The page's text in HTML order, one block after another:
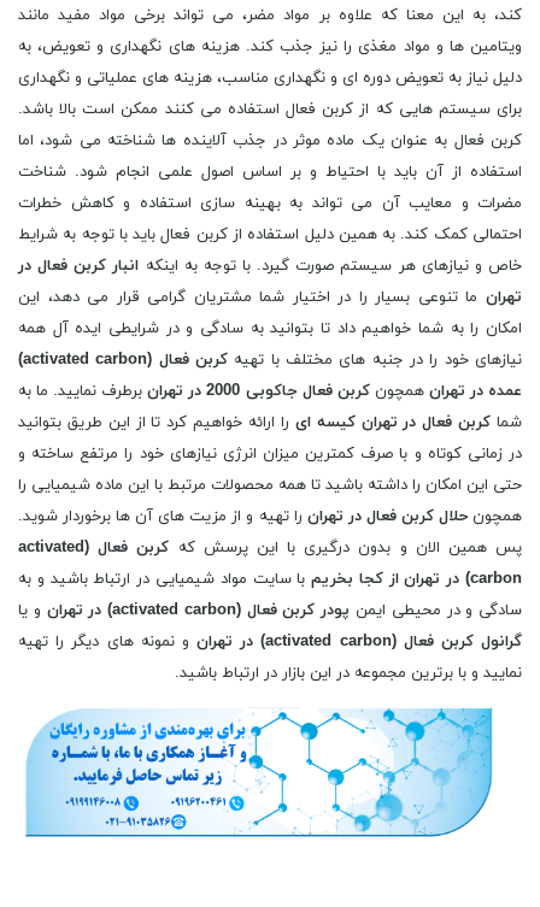
کند، به این معنا که علاوه بر مواد مضر، می تواند برخی مواد مفید مانند
ویتامین ها و مواد مغذی را نیز جذب کند. هزینه های نگهداری و تعویض، به
دلیل نیاز به تعویض دوره ای و نگهداری مناسب، هزینه های عملیاتی و نگهداری
برای سیستم هایی که از کربن فعال استفاده می کنند ممکن است بالا باشد.
کربن فعال به عنوان یک ماده موثر در جذب آلاینده ها شناخته می شود، اما
استفاده از آن باید با احتیاط و بر اساس اصول علمی انجام شود. شناخت
مضرات و معایب آن می تواند به بهینه سازی استفاده و کاهش خطرات
احتمالی کمک کند. به همین دلیل استفاده از کربن فعال باید با توجه به شرایط
خاص و نیازهای هر سیستم صورت گیرد. با توجه به اینکه انبار کربن فعال در
تهران ما تنوعی بسیار را در اختیار شما مشتریان گرامی قرار می دهد، این
امکان را به شما خواهیم داد تا بتوانید به سادگی و در شرایطی ایده آل همه
نیازهای خود را در جنبه های مختلف با تهیه کربن فعال (activated carbon
)
عمده در تهران همچونکربن فعال جاکوبی 2000 در تهران
برطرف نمایید. ما به
شما کربن فعال در تهران کیسه ای را ارائه خواهیم کرد تا از این طریق بتوانید
در زمانی کوتاه و با صرف کمترین میزان انرژی نیازهای خود را مرتفع ساخته و
حتی این امکان را داشته باشید تا همه محصولات مرتبط با این ماده شیمیایی را
همچونحلال کربن فعال در تهران را تهیه و از مزیت های آن ها برخوردار شوید.
پس همین الان و بدون درگیری با این پرسش که کربن فعال (activated
carbon) در تهران از کجا بخریمبا سایت مواد شیمیایی در ارتباط باشید و به
سادگی و در محیطی ایمن پودر کربن فعال (activated carbon) در تهران و یا
گرانولکربن فعال (activated carbon) در تهران و نمونه های دیگر را تهیه
نمایید و با برترین مجموعه در این بازار در ارتباط باشید.